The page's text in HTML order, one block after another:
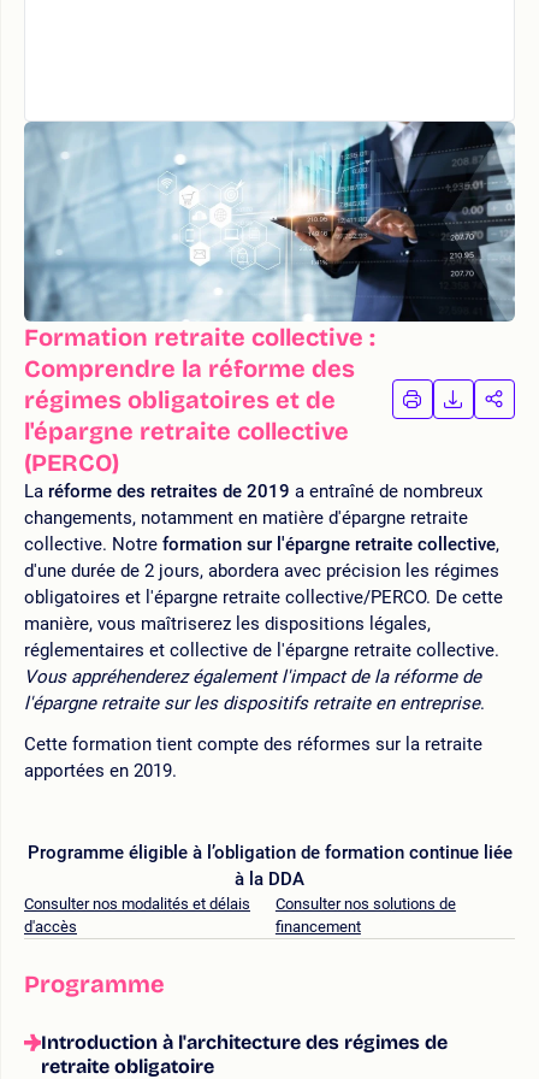
Formation retraite collective :
Comprendre la réforme des
régimes obligatoires et de
l'épargne retraite collective
(PERCO)
IMPRIMER
LA
LA
La réforme des retraites de 2019 a entraîné de nombreux
changements, notamment en matière d'épargne retraite
collective. Notre formation sur l'épargne retraite collective,
d'une durée de 2 jours, abordera avec précision les régimes
obligatoires et l'épargne retraite collective/PERCO. De cette
manière, vous maîtriserez les dispositions légales,
réglementaires et collective de l'épargne retraite collective.
Vous appréhenderez également l'impact de la réforme de
l'épargne retraite sur les dispositifs retraite en entreprise.
Cette formation tient compte des réformes sur la retraite
apportées en 2019.
Programme éligible à l’obligation de formation continue liée
à la DDA
Consulter nos modalités et délais
d'accès
Consulter nos solutions de
financement
Programme
Introduction à l'architecture des régimes de
retraite obligatoire